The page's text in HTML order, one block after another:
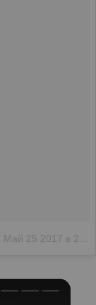
Май 25 2017 в 2:34 PDT